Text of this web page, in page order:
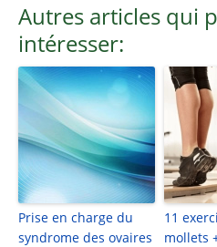
Autres articles qui
intéresser:
Prise en charge du
syndrome des ovaires
11
mollets